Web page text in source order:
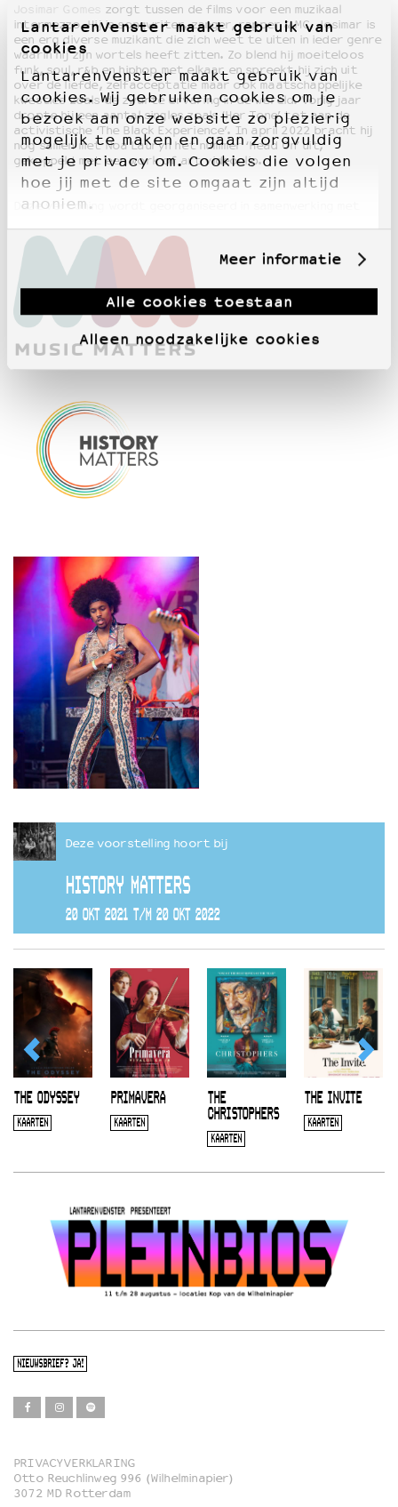
LantarenVenster maakt gebruik van
cookies
LantarenVenster maakt gebruik van
cookies. Wij gebruiken cookies om je
bezoek aan onze website zo plezierig
mogelijk te maken en gaan zorgvuldig
met je privacy om. Cookies die volgen
hoe jij met de site omgaat zijn altijd
anoniem.
Meer informatie
Alle cookies toestaan
Alleen noodzakelijke cookies
Josimar Gomes
zorgt tussen de films voor een muzikaal
intermezzo. Hijis songwriter, zanger, rapper & MC.Josimar is
een erg diverse muzikant die zich weet te uiten in ieder genre
waarin hij zijn wortels heeft zitten. Zo blend hij moeiteloos
funk, soul, r&b en hiphop met elkaar en spreekt hij zich uit
over de liefde, zelfacceptatie maar ook maatschappelijke
kwesties zoals de zwarte ervaring in de wereld. Vorig jaar
dropte hij een aantal singles zoals ‘Her Tone’ tot aan de
activistische ‘The Black Experience’. In april 2022 bracht hij
nog samen met Noa Lauryn het nummer ‘Head On’ uit,
gekoppeld met een work of art videoclip.
Deze vertoning wordt georganiseerd in samenwerking met
Deze voorstelling hoort bij
HISTORY MATTERS
20 OKT 2021 T/M 20 OKT 2022
THE ODYSSEY
KAARTEN
PRIMAVERA
KAARTEN
THE
CHRISTOPHERS
KAARTEN
THE INVITE
KAARTEN
NIEUWSBRIEF? JA!
Film
PRIVACYVERKLARING
Otto Reuchlinweg 996 (Wilhelminapier)
3072 MD Rotterdam